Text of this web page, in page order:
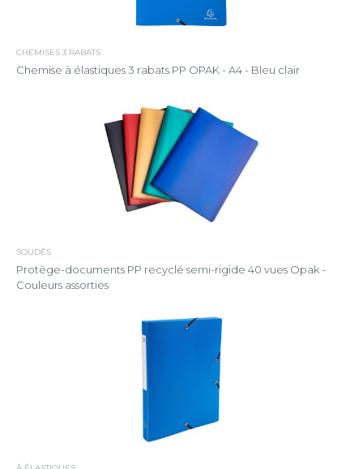
CHEMISES 3 RABATS
Chemise à élastiques 3 rabats PP OPAK - A4 - Bleu clair
SOUDÉS
Protège-documents PP recyclé semi-rigide 40 vues Opak -
Couleurs assorties